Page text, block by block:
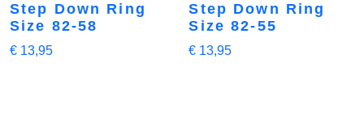
Step Down Ring
Size 82-58
€ 13,95
Step Down Ring
Size 82-55
€ 13,95